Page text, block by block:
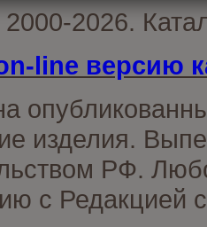
2026.
line версию
изделия.
РФ.
с Редакцией